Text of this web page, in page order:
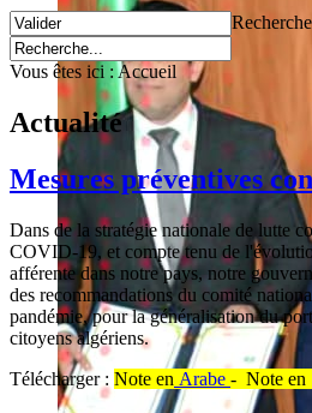
Recherche
Vous êtes ici :Accueil
Actualité
Mesures préventives
Dans de la stratégie nationale de lutte
COVID-19, et compte tenu de
afférente dans notre pays, notre
des recommandations du comité
pandémie, pour la généralisation du
citoyens algériens.
Télécharger : Note en Arabe - Note en